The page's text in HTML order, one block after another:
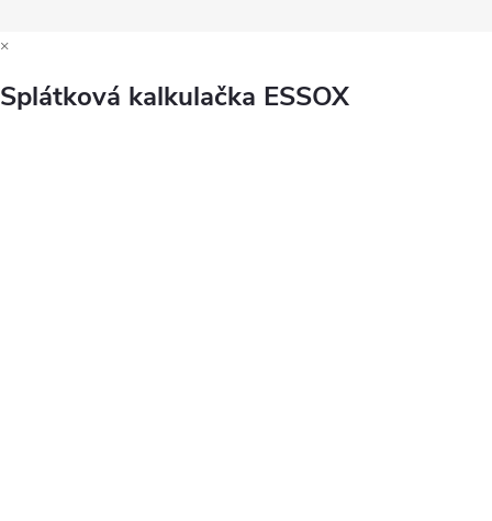
×
Splátková kalkulačka ESSOX